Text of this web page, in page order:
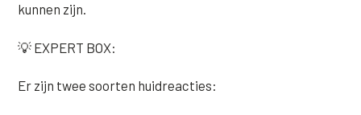
kunnen zijn.
💡 EXPERT BOX:
Er zijn twee soorten huidreacties: